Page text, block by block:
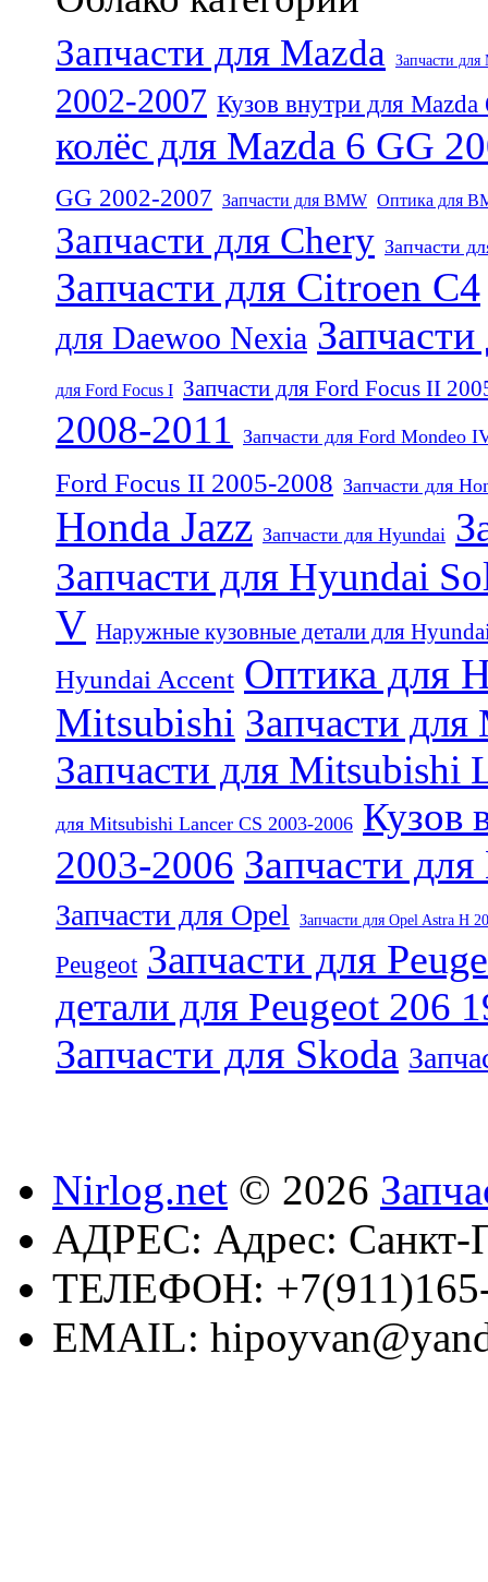
Запчасти для Mazda Запчасти для
2002-2007 Кузов внутри для
колёс для Mazda 6 GG
GG 2002-2007 Запчасти для BMW Оптика для
Запчасти для Chery Запчасти
Запчасти для Citroen C4
для Daewoo Nexia
для Ford Focus I Запчасти для Ford Focus II
2008-2011 Запчасти для Ford Mondeo
Ford Focus II 2005-2008 Запчасти для
Honda Jazz Запчасти для Hyundai
Запчасти для Hyundai
V Наружные кузовные детали для
Hyundai Accent Оптика для
Mitsubishi Запчасти
Запчасти для Mitsubishi
для Mitsubishi Lancer CS 2003-2006 Кузов
2003-2006 Запчасти
Запчасти для Opel Запчасти для Opel Astra H
Peugeot Запчасти для
детали для Peugeot 206
Запчасти для Skoda
Nirlog.net © 2026
АДРЕС: Адрес: Санкт-
ТЕЛЕФОН:
EMAIL: